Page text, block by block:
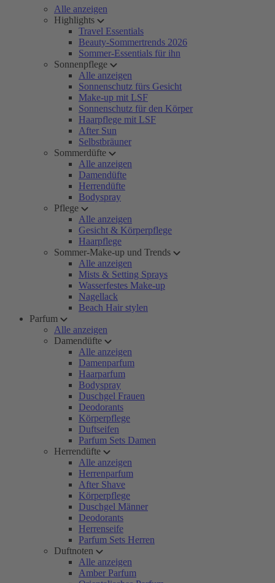
Alle anzeigen
Highlights
Travel Essentials
Beauty-Sommertrends 2026
Sommer-Essentials für ihn
Sonnenpflege
Alle anzeigen
Sonnenschutz fürs Gesicht
Make-up mit LSF
Sonnenschutz für den Körper
Haarpflege mit LSF
After Sun
Selbstbräuner
Sommerdüfte
Alle anzeigen
Damendüfte
Herrendüfte
Bodyspray
Pflege
Alle anzeigen
Gesicht & Körperpflege
Haarpflege
Sommer-Make-up und Trends
Alle anzeigen
Mists & Setting Sprays
Wasserfestes Make-up
Nagellack
Beach Hair stylen
Parfum
Alle anzeigen
Damendüfte
Alle anzeigen
Damenparfum
Haarparfum
Bodyspray
Duschgel Frauen
Deodorants
Körperpflege
Duftseifen
Parfum Sets Damen
Herrendüfte
Alle anzeigen
Herrenparfum
After Shave
Körperpflege
Duschgel Männer
Deodorants
Herrenseife
Parfum Sets Herren
Duftnoten
Alle anzeigen
Amber Parfum